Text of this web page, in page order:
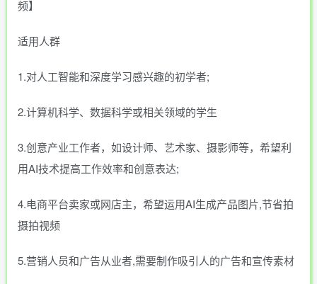
适用人群
1.对人工智能和深度学习感兴趣的初学者;
2.计算机科学、数据科学或相关领域的学生
3.创意产业工作者，如设计师、艺术家、摄影师等，希望利
用AI技术提高工作效率和创意表达;
4.电商平台卖家或网店主，希望运用AI生成产品图片,节省拍
摄拍视频
5.营销人员和广告从业者,需要制作吸引人的广告和宣传素材